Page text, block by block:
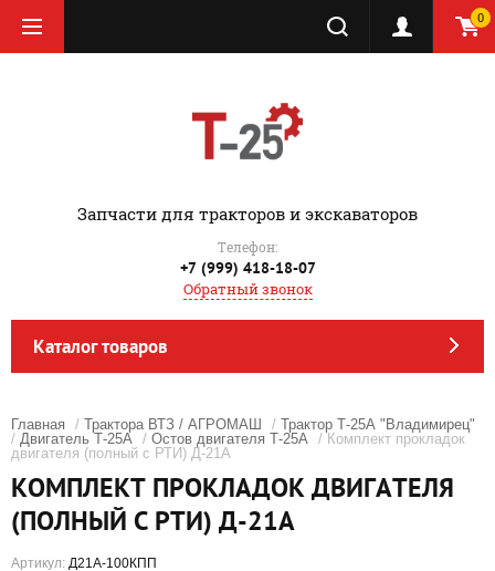
0
‎Запчасти для тракторов и экскаваторов
Телефон:
+7 (999) 418-18-07
Обратный звонок
Каталог товаров
Главная / Трактора ВТЗ / АГРОМАШ / Трактор Т-25А "Владимирец"
/ Двигатель Т-25А / Остов двигателя Т-25А / Комплект прокладок
двигателя (полный с РТИ) Д-21А
КОМПЛЕКТ ПРОКЛАДОК ДВИГАТЕЛЯ
(ПОЛНЫЙ С РТИ) Д-21А
Артикул: Д21А-100КПП